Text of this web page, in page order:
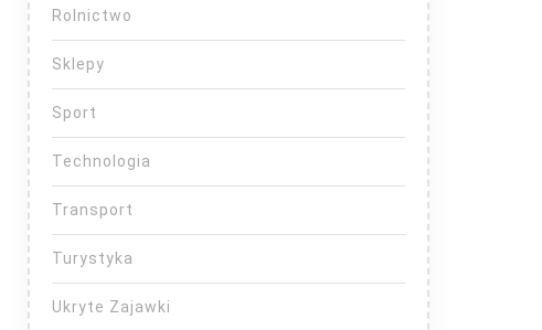
Rolnictwo
Sklepy
Sport
Technologia
Transport
Turystyka
Ukryte Zajawki